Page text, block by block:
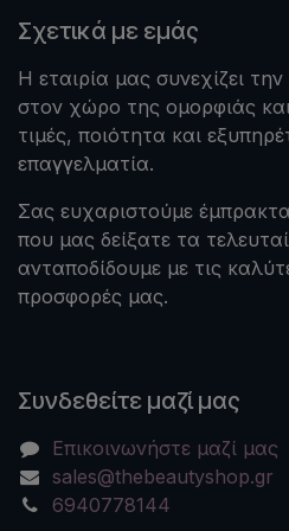
Σχετικά με εμάς
Η εταιρία μας συνεχίζει
στον χώρο της ομορφιάς
τιμές, ποιότητα και
επαγγελματία.
Σας ευχαριστούμε
που μας δείξατε τα
ανταποδίδουμε με τις
προσφορές μας.
Συνδεθείτε μαζί μας
Επικοινωνήστε μαζί μας
sales@thebeautyshop.gr
6940778144